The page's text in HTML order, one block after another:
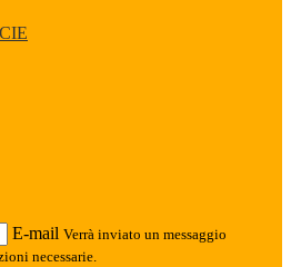
E-mail Verrà inviato un messaggio
necessarie.